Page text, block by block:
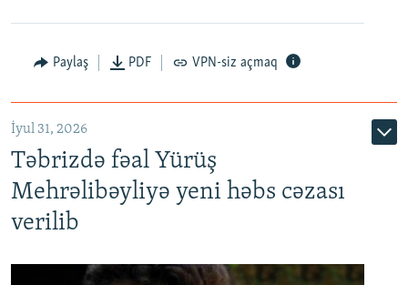
Paylaş PDF VPN-siz açmaq
İyul 31, 2026
Təbrizdə fəal Yürüş
Mehrəlibəyliyə yeni həbs cəzası
verilib